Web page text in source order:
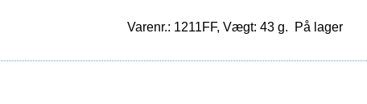
Varenr.: 1211FF, Vægt: 43 g. På lager